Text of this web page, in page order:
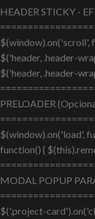
HEADER STICKY -
$(window).on('scroll',
$('header, .header-
$('header, .header-
PRELOADER
$(window).on('load',
function() {
MODAL POPUP
$('.project-